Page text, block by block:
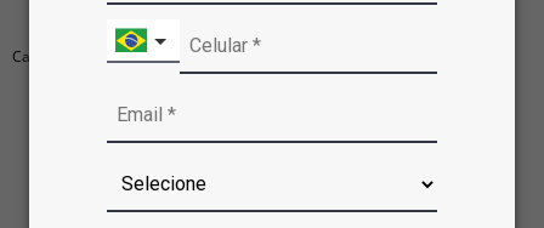
CUBAS FARM SINK COM CALHA
Carregando...